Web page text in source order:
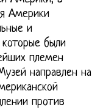
Америки
и
были
племен
направлен на
против